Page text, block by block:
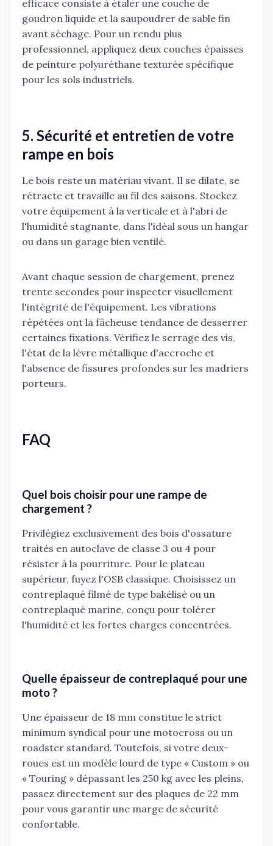
efficace consiste à étaler une couche de
goudron liquide et la saupoudrer de sable fin
avant séchage. Pour un rendu plus
professionnel, appliquez deux couches épaisses
de peinture polyuréthane texturée spécifique
pour les sols industriels.
5. Sécurité et entretien de votre
rampe en bois
Le bois reste un matériau vivant. Il se dilate, se
rétracte et travaille au fil des saisons. Stockez
votre équipement à la verticale et à l'abri de
l'humidité stagnante, dans l'idéal sous un hangar
ou dans un garage bien ventilé.
Avant chaque session de chargement, prenez
trente secondes pour inspecter visuellement
l'intégrité de l'équipement. Les vibrations
répétées ont la fâcheuse tendance de desserrer
certaines fixations. Vérifiez le serrage des vis,
l'état de la lèvre métallique d'accroche et
l'absence de fissures profondes sur les madriers
porteurs.
FAQ
Quel bois choisir pour une rampe de
chargement ?
Privilégiez exclusivement des bois d'ossature
traités en autoclave de classe 3 ou 4 pour
résister à la pourriture. Pour le plateau
supérieur, fuyez l'OSB classique. Choisissez un
contreplaqué filmé de type bakélisé ou un
contreplaqué marine, conçu pour tolérer
l'humidité et les fortes charges concentrées.
Quelle épaisseur de contreplaqué pour une
moto ?
Une épaisseur de 18 mm constitue le strict
minimum syndical pour une motocross ou un
roadster standard. Toutefois, si votre deux-
roues est un modèle lourd de type « Custom » ou
« Touring » dépassant les 250 kg avec les pleins,
passez directement sur des plaques de 22 mm
pour vous garantir une marge de sécurité
confortable.